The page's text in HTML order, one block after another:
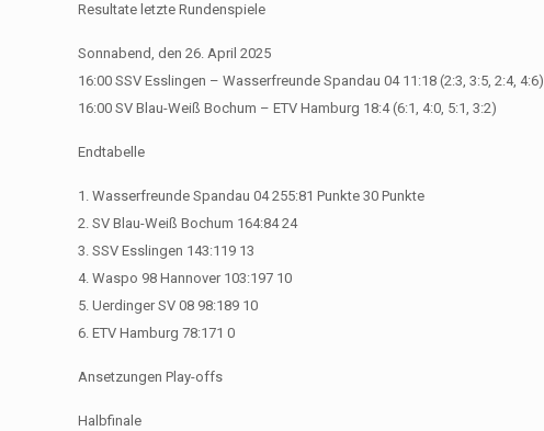
Resultate letzte Rundenspiele
Sonnabend, den 26. April 2025
16:00 SSV Esslingen – Wasserfreunde Spandau 04 11:18 (2:3, 3:5, 2:4, 4:6)
16:00 SV Blau-Weiß Bochum – ETV Hamburg 18:4 (6:1, 4:0, 5:1, 3:2)
Endtabelle
1. Wasserfreunde Spandau 04 255:81 Punkte 30 Punkte
2. SV Blau-Weiß Bochum 164:84 24
3. SSV Esslingen 143:119 13
4. Waspo 98 Hannover 103:197 10
5. Uerdinger SV 08 98:189 10
6. ETV Hamburg 78:171 0
Ansetzungen Play-offs
Halbfinale